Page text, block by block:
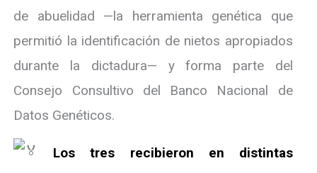
de abuelidad —la herramienta genética que
permitió la identificación de nietos apropiados
durante la dictadura— y forma parte del
Consejo Consultivo del Banco Nacional de
Datos Genéticos.
Los tres recibieron en distintas